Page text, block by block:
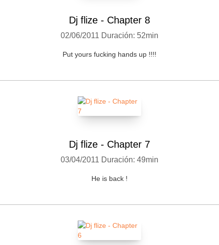
Dj flize - Chapter 8
02/06/2011 Duración: 52min
Put yours fucking hands up !!!!
Dj flize - Chapter 7
03/04/2011 Duración: 49min
He is back !
Facebook